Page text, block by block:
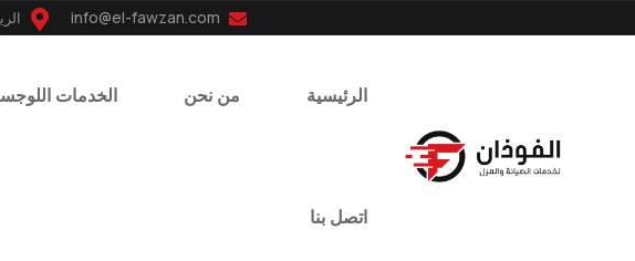
الرئيسية من نحن الخدمات
اتصل بنا